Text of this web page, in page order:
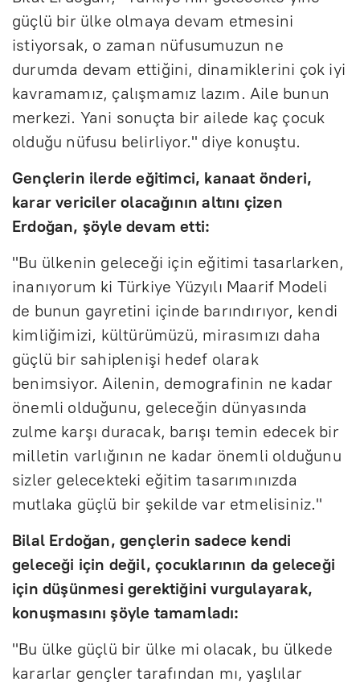
güçlü bir ülke olmaya devam etmesini
istiyorsak, o zaman nüfusumuzun ne
durumda devam ettiğini, dinamiklerini çok iyi
kavramamız, çalışmamız lazım. Aile bunun
merkezi. Yani sonuçta bir ailede kaç çocuk
olduğu nüfusu belirliyor." diye konuştu.
Gençlerin ilerde eğitimci, kanaat önderi,
karar vericiler olacağının altını çizen
Erdoğan, şöyle devam etti:
"Bu ülkenin geleceği için eğitimi tasarlarken,
inanıyorum ki Türkiye Yüzyılı Maarif Modeli
de bunun gayretini içinde barındırıyor, kendi
kimliğimizi, kültürümüzü, mirasımızı daha
güçlü bir sahiplenişi hedef olarak
benimsiyor. Ailenin, demografinin ne kadar
önemli olduğunu, geleceğin dünyasında
zulme karşı duracak, barışı temin edecek bir
milletin varlığının ne kadar önemli olduğunu
sizler gelecekteki eğitim tasarımınızda
mutlaka güçlü bir şekilde var etmelisiniz."
Bilal Erdoğan, gençlerin sadece kendi
geleceği için değil, çocuklarının da geleceği
için düşünmesi gerektiğini vurgulayarak,
konuşmasını şöyle tamamladı:
"Bu ülke güçlü bir ülke mi olacak, bu ülkede
kararlar gençler tarafından mı, yaşlılar